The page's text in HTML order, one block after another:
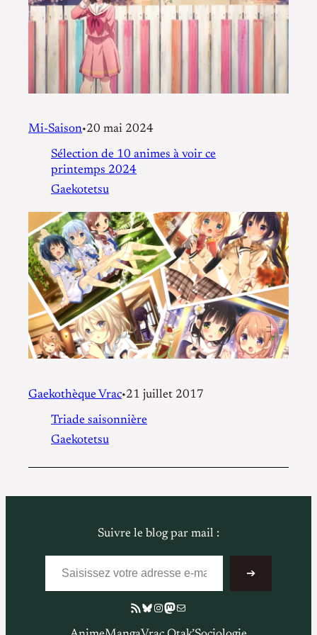
Mi-Saison•20 mai 2024
Sélection de 10 animes à voir ce
printemps 2024
Gaekotetsu
Gaekothèque Vrac•21 juillet 2017
Triade saisonnière
Gaekotetsu
Suivre le blog par mail :
Saisissez votre adresse e-mail…
➔
Flux RSSBluesky
Instagram
Mastodon
E-mail